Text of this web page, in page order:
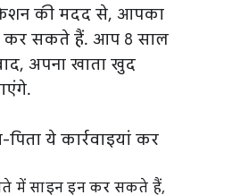
की मदद से, आपका
कर सकते हैं. आप 8 साल
अपना खाता खुद
ये कार्रवाइयां कर
में साइन इन कर सकते हैं,